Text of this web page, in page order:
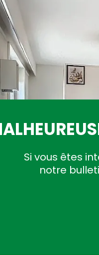
Si vous êtes
notre